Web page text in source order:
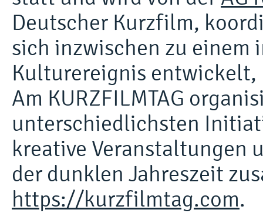
Deutscher Kurzfilm,
sich inzwischen zu
Kulturereignis entwickelt,
Am KURZFILMTAG
unterschiedlichsten
kreative Veranstaltungen
der dunklen Jahreszeit
https://kurzfilmtag.com.